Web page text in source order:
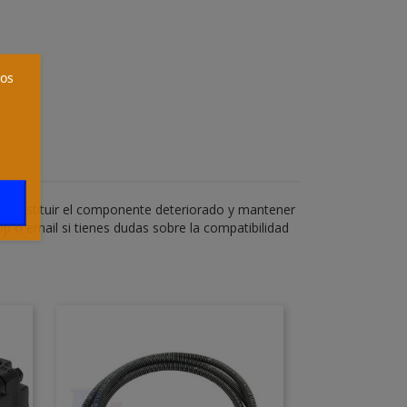
sustituir el componente deteriorado y mantener
o email si tienes dudas sobre la compatibilidad